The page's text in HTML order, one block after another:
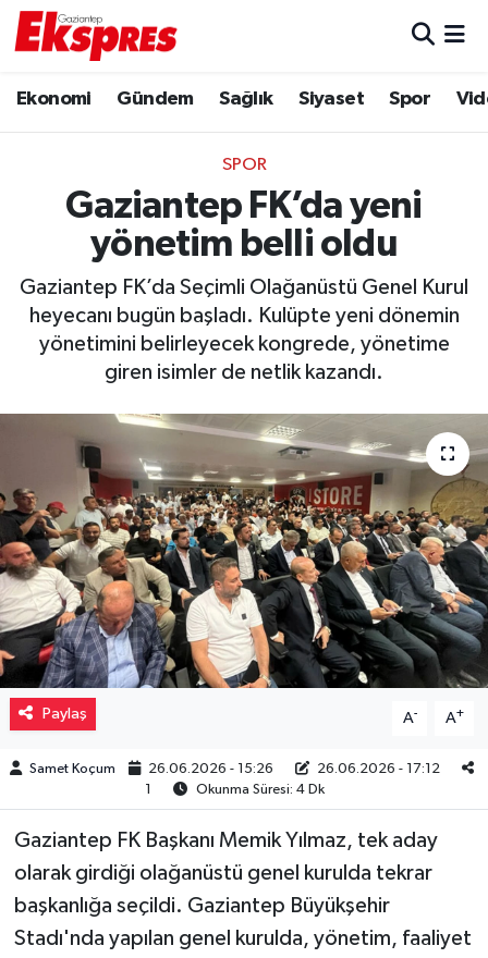
Ekonomi Gündem Sağlık Siyaset Spor
SPOR
Gaziantep FK’da yeni
yönetim belli oldu
Gaziantep FK’da Seçimli Olağanüstü Genel Kurul
heyecanı bugün başladı. Kulüpte yeni dönemin
yönetimini belirleyecek kongrede, yönetime
giren isimler de netlik kazandı.
Paylaş A- A+
Samet Koçum 26.06.2026 - 15:26
26.06.2026 - 17:12
1
Okunma Süresi: 4 Dk
Gaziantep FK Başkanı Memik Yılmaz, tek aday
olarak girdiği olağanüstü genel kurulda tekrar
başkanlığa seçildi. Gaziantep Büyükşehir
Stadı'nda yapılan genel kurulda, yönetim, faaliyet
Ekonomi
Gaziantep son dakika
Genel
Gündem
Haberler
Kültür Sanat
Magazin
Müzik
Piyasa
Resmi İlanlar
Sağlık
Teknoloji
Trafik Durumu
Puan Durumu ve Fikstür
Tüm Manşetler
Son Dakika Haberleri
Haber Arşivi